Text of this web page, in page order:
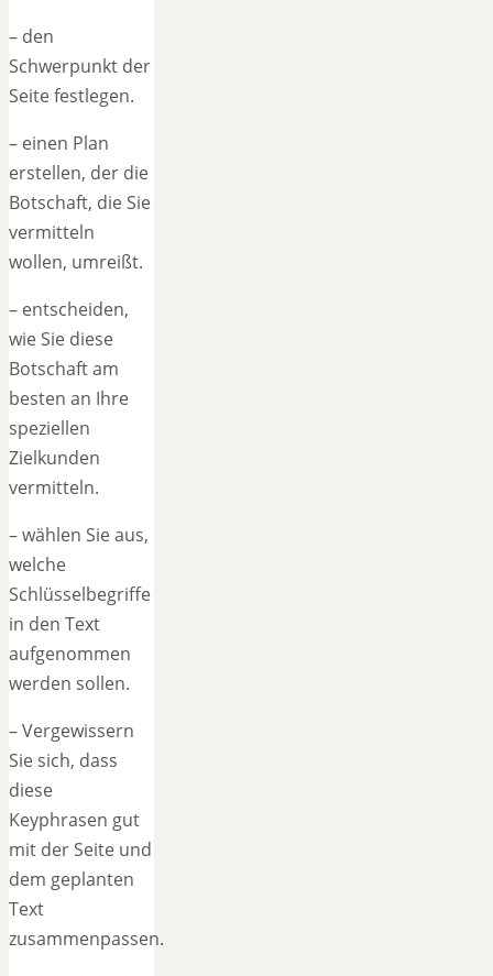
– den
Schwerpunkt der
Seite festlegen.
– einen Plan
erstellen, der die
Botschaft, die Sie
vermitteln
wollen, umreißt.
– entscheiden,
wie Sie diese
Botschaft am
besten an Ihre
speziellen
Zielkunden
vermitteln.
– wählen Sie aus,
welche
Schlüsselbegriffe
in den Text
aufgenommen
werden sollen.
– Vergewissern
Sie sich, dass
diese
Keyphrasen gut
mit der Seite und
dem geplanten
Text
zusammenpassen.